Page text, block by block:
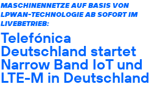
MASCHINENNETZE AUF BASIS VON
LPWAN-TECHNOLOGIE AB SOFORT IM
LIVEBETRIEB:
Telefónica
Deutschland startet
Narrow Band IoT und
LTE-M in Deutschland